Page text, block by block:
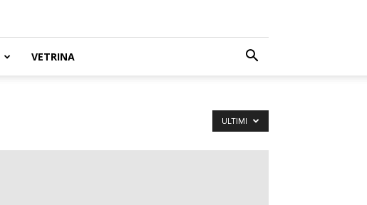
VETRINA
ULTIMI